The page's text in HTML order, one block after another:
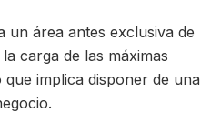
un área antes exclusiva de
carga de las máximas
implica disponer de una